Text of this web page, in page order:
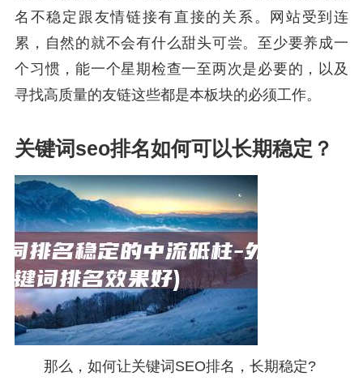
名不稳定跟友情链接有直接的关系。网站受到连
累，自然的就不会有什么甜头可尝。至少要养成一
个习惯，能一个星期检查一至两次是必要的，以及
寻找高质量的友链这些都是本板块的必须工作。
关键词seo排名如何可以长期稳定？
那么，如何让关键词SEO排名，长期稳定?